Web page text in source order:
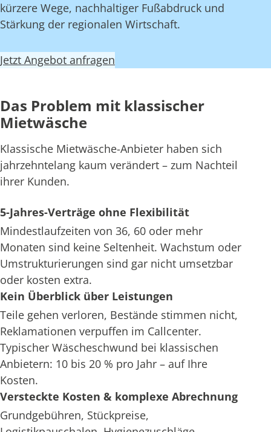
kürzere Wege, nachhaltiger Fußabdruck und
Stärkung der regionalen Wirtschaft.
Jetzt Angebot anfragen
Das Problem mit klassischer
Mietwäsche
Klassische Mietwäsche-Anbieter haben sich
jahrzehntelang kaum verändert – zum Nachteil
ihrer Kunden.
5-Jahres-Verträge ohne Flexibilität
Mindestlaufzeiten von 36, 60 oder mehr
Monaten sind keine Seltenheit. Wachstum oder
Umstrukturierungen sind gar nicht umsetzbar
oder kosten extra.
Kein Überblick über Leistungen
Teile gehen verloren, Bestände stimmen nicht,
Reklamationen verpuffen im Callcenter.
Typischer Wäscheschwund bei klassischen
Anbietern: 10 bis 20 % pro Jahr – auf Ihre
Kosten.
Versteckte Kosten & komplexe Abrechnung
Grundgebühren, Stückpreise,